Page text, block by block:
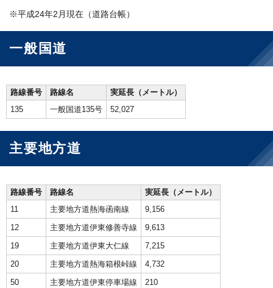
※平成24年2月現在（道路台帳）
一般国道
路線番号 路線名
実延長（メートル）
135
一般国道135号 52,027
主要地方道
路線番号 路線名
実延長（メートル）
11
主要地方道熱海函南線
9,156
12
主要地方道伊東修善寺線
9,613
19
主要地方道伊東大仁線
7,215
20
主要地方道熱海箱根峠線
4,732
50
主要地方道伊東停車場線
210